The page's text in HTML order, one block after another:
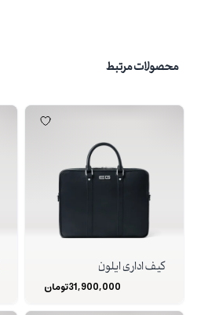
محصولات مرتبط
کیف اداری ایلون
31,900,000تومان